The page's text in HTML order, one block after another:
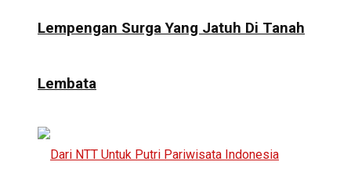
Lempengan Surga Yang Jatuh Di Tanah
Lembata